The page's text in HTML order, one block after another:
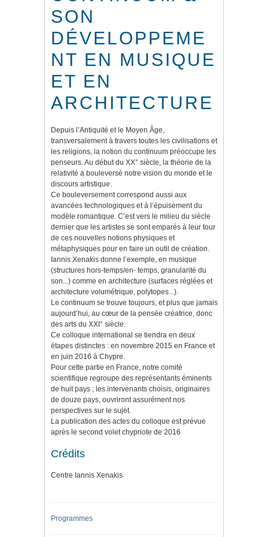
SON
DÉVELOPPEME
NT EN MUSIQUE
ET EN
ARCHITECTURE
Depuis l’Antiquité et le Moyen Âge,
transversalement à travers toutes les civilisations et
les religions, la notion du continuum préoccupe les
penseurs. Au début du XX° siècle, la théorie de la
relativité a bouleversé notre vision du monde et le
discours artistique.
Ce bouleversement correspond aussi aux
avancées technologiques et à l’épuisement du
modèle romantique. C’est vers le milieu du siècle
dernier que les artistes se sont emparés à leur tour
de ces nouvelles notions physiques et
métaphysiques pour en faire un outil de création.
Iannis Xenakis donne l’exemple, en musique
(structures hors-temps/en- temps, granularité du
son...) comme en architecture (surfaces réglées et
architecture volumétrique, polytopes...).
Le continuum se trouve toujours, et plus que jamais
aujourd’hui, au cœur de la pensée créatrice, donc
des arts du XXI° siècle.
Ce colloque international se tiendra en deux
étapes distinctes : en novembre 2015 en France et
en juin 2016 à Chypre.
Pour cette partie en France, notre comité
scientifique regroupe des représentants éminents
de huit pays ; les intervenants choisis, originaires
de douze pays, ouvriront assurément nos
perspectives sur le sujet.
La publication des actes du colloque est prévue
après le second volet chypriote de 2016
Crédits
Centre Iannis Xenakis
Programmes